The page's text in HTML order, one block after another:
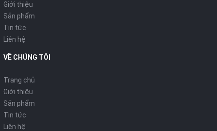
Giới thiệu
Sản phẩm
Tin tức
Liên hệ
VỀ CHÚNG TÔI
Trang chủ
Giới thiệu
Sản phẩm
Tin tức
Liên hệ